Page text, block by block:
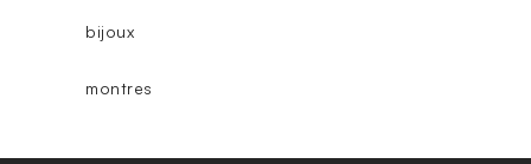
bijoux
montres